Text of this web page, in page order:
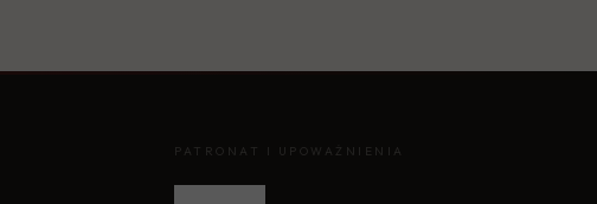
PATRONAT I UPOWAŻNIENIA